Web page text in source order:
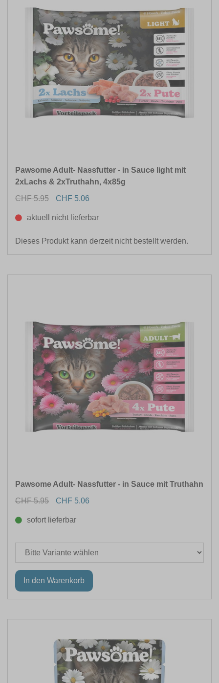
Pawsome Adult- Nassfutter - in Sauce light mit
2xLachs & 2xTruthahn, 4x85g
CHF 5.95
CHF 5.06
aktuell nicht lieferbar
Dieses Produkt kann derzeit nicht bestellt werden.
Pawsome Adult- Nassfutter - in Sauce mit Truthahn
CHF 5.95
CHF 5.06
sofort lieferbar